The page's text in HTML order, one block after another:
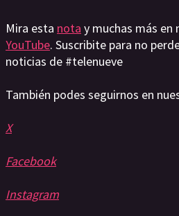
Mira esta nota y muchas más en
YouTube. Suscribite para no
noticias de #telenueve
También podes seguirnos en
X
Facebook
Instagram